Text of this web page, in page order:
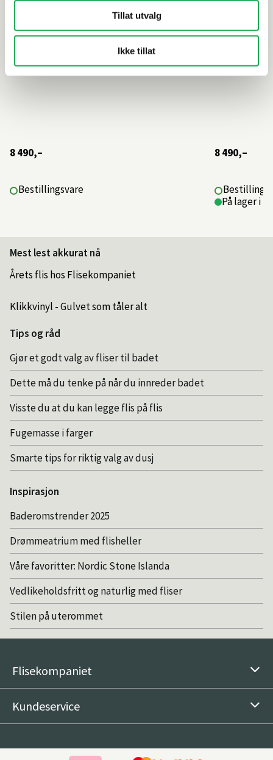
Tillat utvalg
Ikke tillat
8 490,–
Bestillingsvare
8 490,–
På lager i
Mest lest akkurat nå
Årets flis hos Flisekompaniet
Klikkvinyl - Gulvet som tåler alt
Tips og råd
Gjør et godt valg av fliser til badet
Dette må du tenke på når du innreder badet
Visste du at du kan legge flis på flis
Fugemasse i farger
Smarte tips for riktig valg av dusj
Inspirasjon
Baderomstrender 2025
Drømmeatrium med flisheller
Våre favoritter: Nordic Stone Islanda
Vedlikeholdsfritt og naturlig med fliser
Stilen på uterommet
Flisekompaniet
Kundeservice